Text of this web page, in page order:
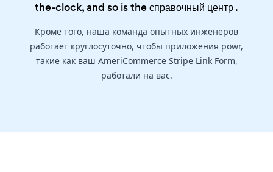
the-clock, and so is theсправочный центр.
Кроме того, наша команда опытных инженеров
работает круглосуточно, чтобы приложения powr,
такие как ваш AmeriCommerce Stripe Link Form,
работали на вас.